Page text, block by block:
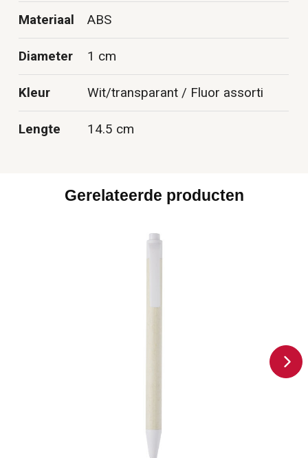
Materiaal ABS
Diameter 1 cm
Kleur Wit/transparant / Fluor assorti
Lengte 14.5 cm
Gerelateerde producten